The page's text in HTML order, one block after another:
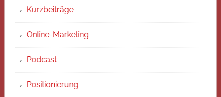
Kurzbeiträge
Online-Marketing
Podcast
Positionierung